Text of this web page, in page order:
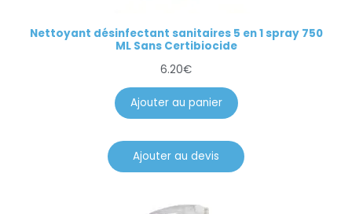
Nettoyant désinfectant sanitaires 5 en 1 spray 750
ML Sans Certibiocide
6.20€
Ajouter au panier
Ajouter au devis